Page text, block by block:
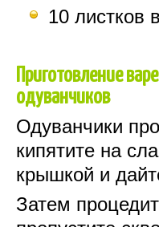
10 листков
Приготовление
одуванчиков
Одуванчики
кипятите на
крышкой и
Затем